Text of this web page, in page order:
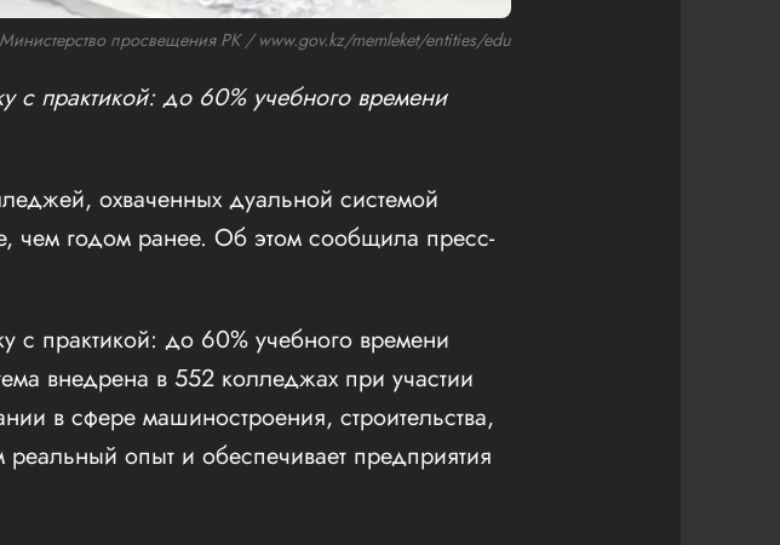
просвещения РК / www.gov.kz/memleket/entities/edu
с практикой: до 60% учебного времени
охваченных дуальной системой
чем годом ранее. Об этом сообщила пресс-
с практикой: до 60% учебного времени
внедрена в 552 колледжах при участии
в сфере машиностроения, строительства,
реальный опыт и обеспечивает предприятия